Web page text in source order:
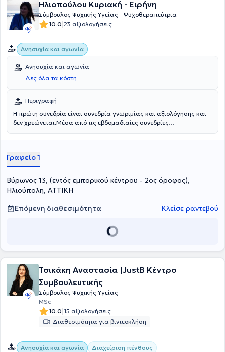
Ηλιοπούλου Κυριακή - Ειρήνη
Σύμβουλος Ψυχικής Υγείας - Ψυχοθεραπεύτρια
10.0|23 αξιολογήσεις
Ανησυχία και αγωνία
Ανησυχία και αγωνία
Δες όλα τα κόστη
Περιγραφή
Η πρώτη συνεδρία είναι συνεδρία γνωριμίας και αξιολόγησης και
δεν χρεώνεται.Μέσα από τις εβδομαδιαίες συνεδρίες
πανικού),οι διαταραχές διάθεσης (κατάθλιψη), οι δυσκολίες στις
εκρήξεις θυμού.Η μέθοδος που ακολουθείται είναι η Γνωσιακή
Συμπεριφορική Ψυχοθεραπεία (CBT),σε συνδυασμό με Μindfulness
(ενσυνειδητότητα).
Γραφείο 1
Βύρωνος 13, (εντός εμπορικού κέντρου - 2ος όροφος),
Ηλιούπολη, ΑΤΤΙΚΗ
Επόμενη διαθεσιμότητα
Κλείσε ραντεβού
Τσικάκη Αναστασία |JustB Kέντρο
Συμβουλευτικής
Σύμβουλος Ψυχικής Υγείας
MSc
10.0|15 αξιολογήσεις
Διαθεσιμότητα για βιντεοκλήση
Ανησυχία και αγωνία
Διαχείριση πένθους